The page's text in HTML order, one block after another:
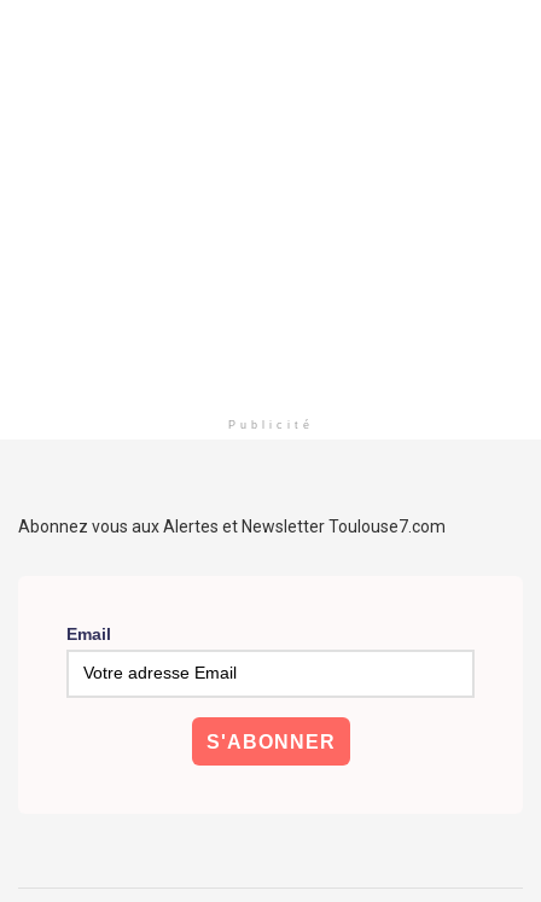
Publicité
Abonnez vous aux Alertes et Newsletter Toulouse7.com
Email